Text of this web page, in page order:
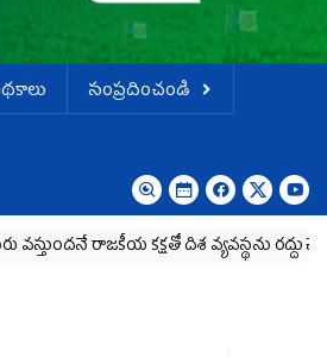
సంప్రదించండి
కక్షతో దిశ వ్య‌వ‌స్థ‌ను రద్దు చేశారు కృష్ణా